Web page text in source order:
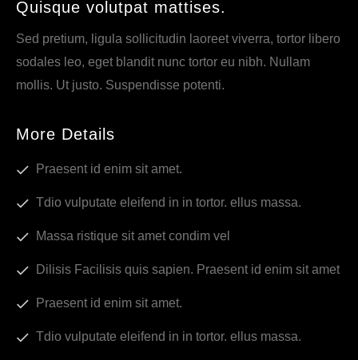
Quisque volutpat mattises.
Sed pretium, ligula sollicitudin laoreet viverra, tortor libero
sodales leo, eget blandit nunc tortor eu nibh. Nullam
mollis. Ut justo. Suspendisse potenti.
More Details
Praesent id enim sit amet.
Tdio vulputate eleifend in in tortor. ellus massa.
Massa ristique sit amet condim vel
Dilisis Facilisis quis sapien. Praesent id enim sit amet
Praesent id enim sit amet.
Tdio vulputate eleifend in in tortor. ellus massa.